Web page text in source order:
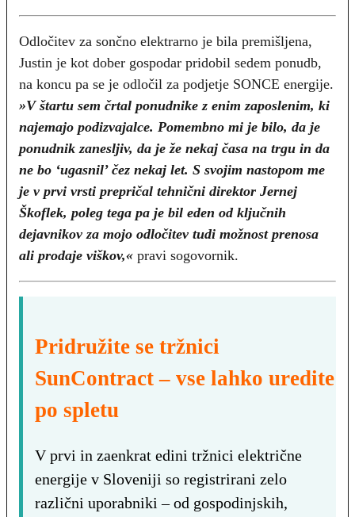
Odločitev za sončno elektrarno je bila premišljena,
Justin je kot dober gospodar pridobil sedem ponudb,
na koncu pa se je odločil za podjetje SONCE energije.
»V štartu sem črtal ponudnike z enim zaposlenim, ki
najemajo podizvajalce. Pomembno mi je bilo, da je
ponudnik zanesljiv, da je že nekaj časa na trgu in da
ne bo ‘ugasnil’ čez nekaj let. S svojim nastopom me
je v prvi vrsti prepričal tehnični direktor Jernej
Škoflek, poleg tega pa je bil eden od ključnih
dejavnikov za mojo odločitev tudi možnost prenosa
ali prodaje viškov,« pravi sogovornik.
Pridružite se tržnici
SunContract – vse lahko uredite
po spletu
V prvi in zaenkrat edini tržnici električne
energije v Sloveniji so registrirani zelo
različni uporabniki – od gospodinjskih,